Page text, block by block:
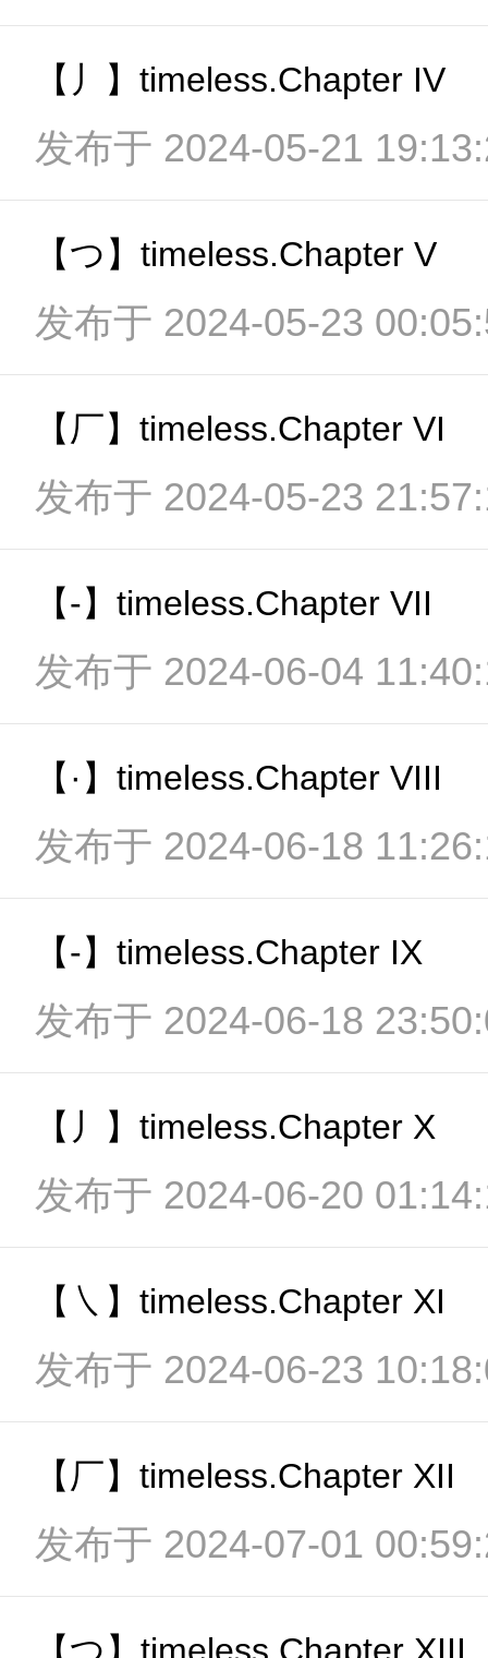
【丿】timeless.Chapter IV
发布于 2024-05-21
【つ】timeless.Chapter V
发布于 2024-05-23
【厂】timeless.Chapter VI
发布于 2024-05-23
【-】timeless.Chapter VII
发布于 2024-06-04
【·】timeless.Chapter VIII
发布于 2024-06-18
【-】timeless.Chapter IX
发布于 2024-06-18
【丿】timeless.Chapter X
发布于 2024-06-20
【㇏】timeless.Chapter XI
发布于 2024-06-23
【厂】timeless.Chapter XII
发布于 2024-07-01